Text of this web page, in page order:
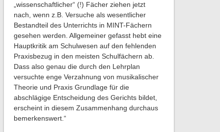
„wissenschaftlicher“ (!) Fächer ziehen jetzt
nach, wenn z.B. Versuche als wesentlicher
Bestandteil des Unterrichts in MINT-Fächern
gesehen werden. Allgemeiner gefasst hebt eine
Hauptkritik am Schulwesen auf den fehlenden
Praxisbezug in den meisten Schulfächern ab.
Dass also genau die durch den Lehrplan
versuchte enge Verzahnung von musikalischer
Theorie und Praxis Grundlage für die
abschlägige Entscheidung des Gerichts bildet,
erscheint in diesem Zusammenhang durchaus
bemerkenswert.“